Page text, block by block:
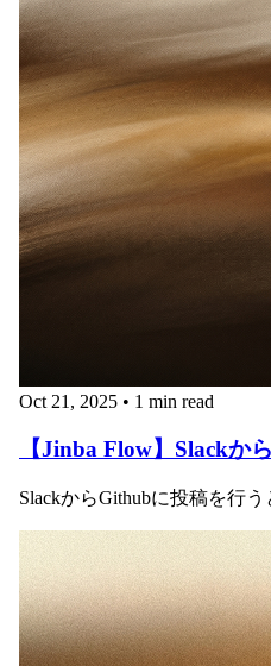
Oct 21, 2025 • 1 min read
【Jinba Flow】Slackか
SlackからGithubに投稿を行